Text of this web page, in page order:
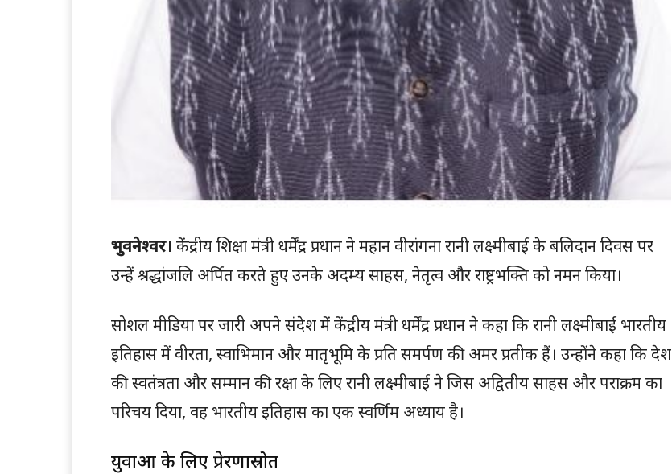
भुवनेश्वर। केंद्रीय शिक्षा मंत्री धर्मेंद्र प्रधान ने महान वीरांगना रानी लक्ष्मीबाई के बलिदान दिवस पर
उन्हें श्रद्धांजलि अर्पित करते हुए उनके अदम्य साहस, नेतृत्व और राष्ट्रभक्ति को नमन किया।
सोशल मीडिया पर जारी अपने संदेश में केंद्रीय मंत्री धर्मेंद्र प्रधान ने कहा कि रानी लक्ष्मीबाई भारतीय
इतिहास में वीरता, स्वाभिमान और मातृभूमि के प्रति समर्पण की अमर प्रतीक हैं। उन्होंने कहा कि देश
की स्वतंत्रता और सम्मान की रक्षा के लिए रानी लक्ष्मीबाई ने जिस अद्वितीय साहस और पराक्रम का
परिचय दिया, वह भारतीय इतिहास का एक स्वर्णिम अध्याय है।
युवाओं के लिए प्रेरणास्रोत